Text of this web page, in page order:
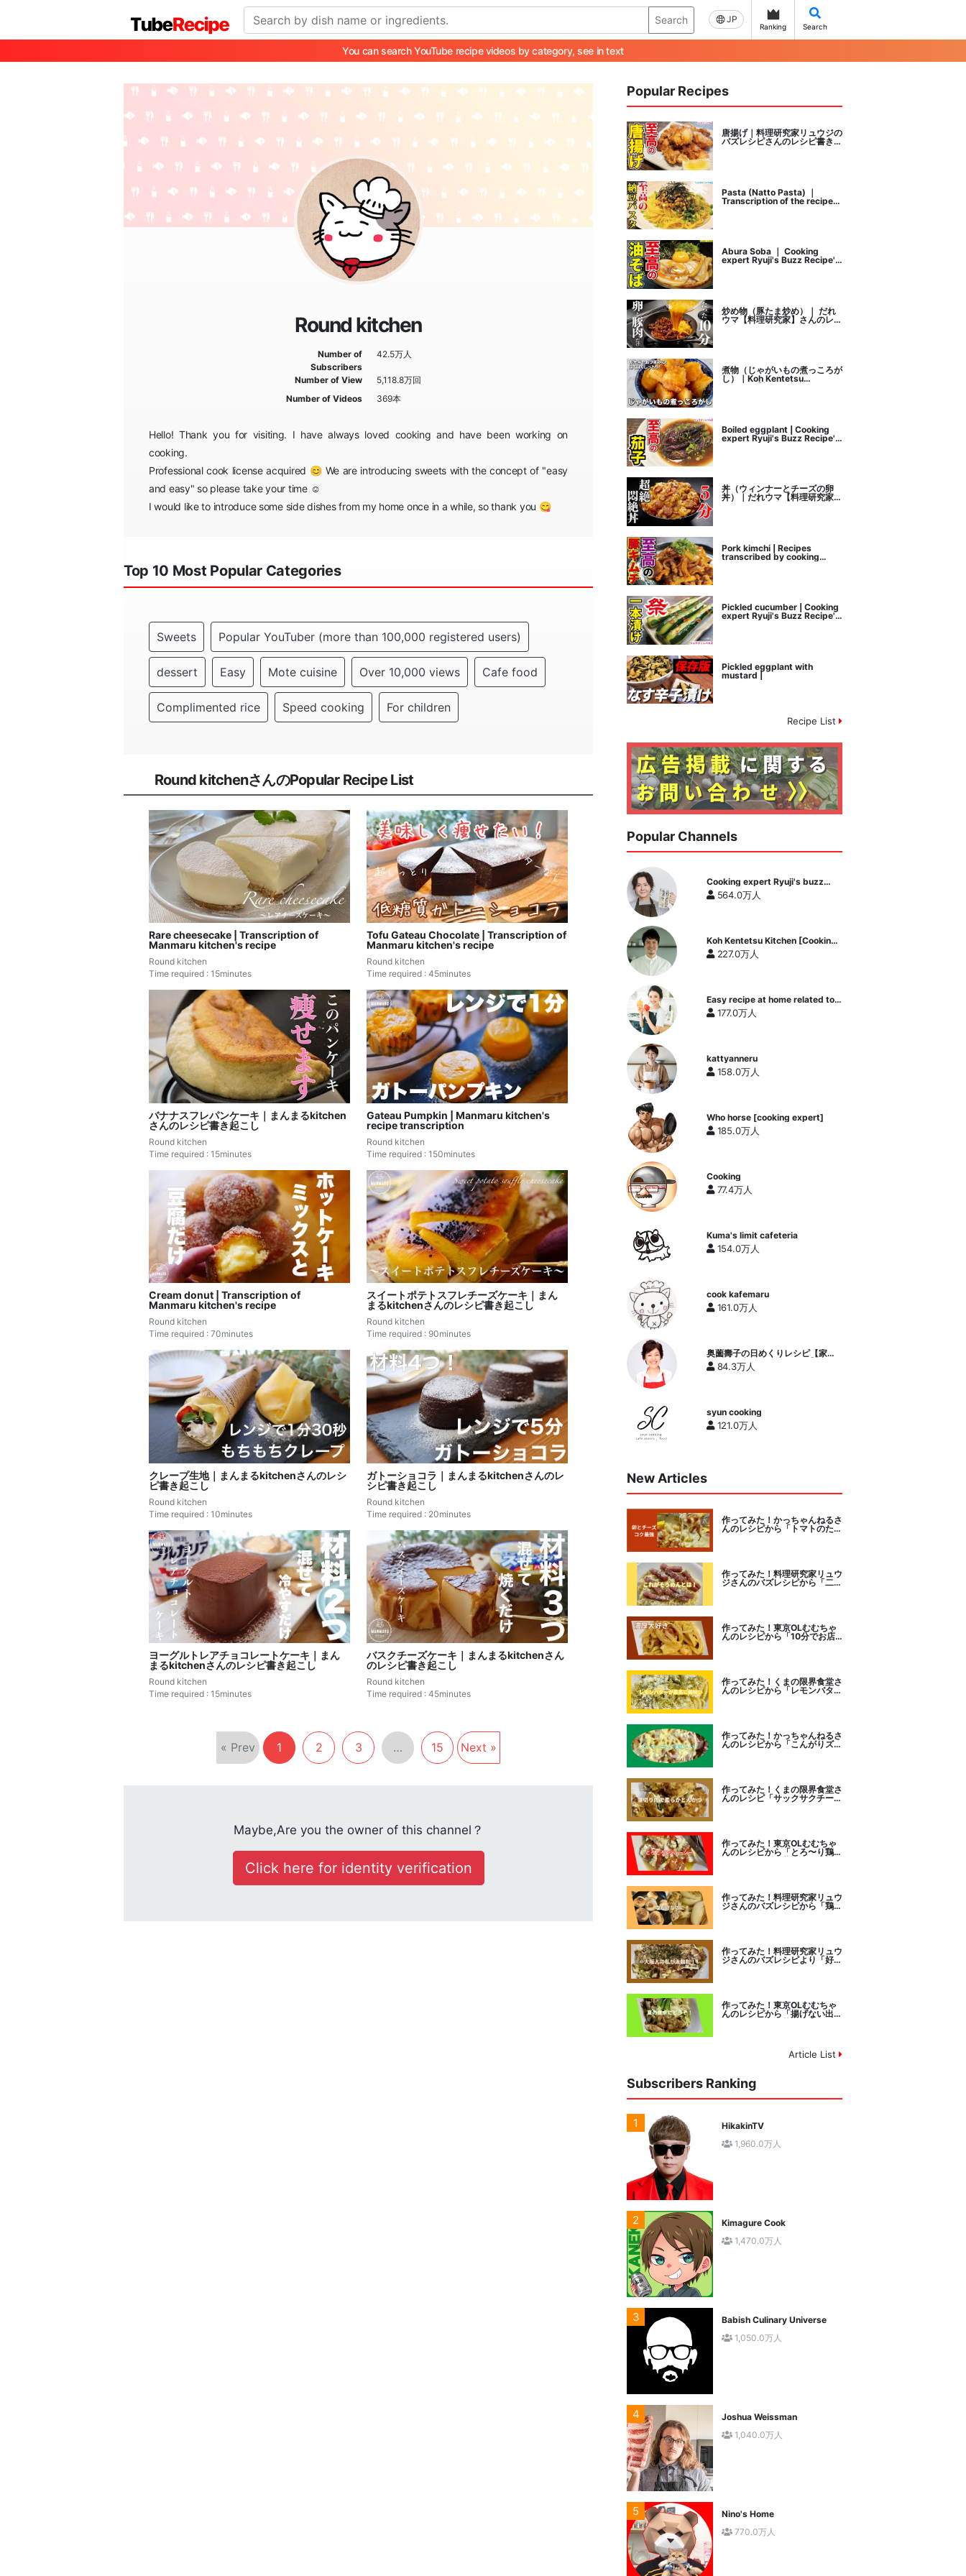
Search JP
Ranking Search
You can search YouTube recipe videos by category, see in text
Round kitchen
Number of
Subscribers
42.5万人
Number of View
5,118.8万回
Number of Videos
369本
Hello! Thank you for visiting. I have always loved cooking and have been working on
cooking.
Professional cook license acquired 😊 We are introducing sweets with the concept of "easy
and easy" so please take your time ☺️
I would like to introduce some side dishes from my home once in a while, so thank you 😋
Top 10 Most Popular Categories
Sweets Popular YouTuber (more than 100,000 registered users)
dessert Easy Mote cuisine Over 10,000 views Cafe food
Complimented rice Speed cooking For children
Round kitchenさんのPopular Recipe List
Rare cheesecake | Transcription of
Manmaru kitchen's recipe
Round kitchen
Time required : 15minutes
Tofu Gateau Chocolate | Transcription of
Manmaru kitchen's recipe
Round kitchen
Time required : 45minutes
バナナスフレパンケーキ｜まんまるkitchen
さんのレシピ書き起こし
Round kitchen
Time required : 15minutes
Gateau Pumpkin | Manmaru kitchen's
recipe transcription
Round kitchen
Time required : 150minutes
Cream donut | Transcription of
Manmaru kitchen's recipe
Round kitchen
Time required : 70minutes
スイートポテトスフレチーズケーキ｜まん
まるkitchenさんのレシピ書き起こし
Round kitchen
Time required : 90minutes
クレープ生地｜まんまるkitchenさんのレシ
ピ書き起こし
Round kitchen
Time required : 10minutes
ガトーショコラ｜まんまるkitchenさんのレ
シピ書き起こし
Round kitchen
Time required : 20minutes
ヨーグルトレアチョコレートケーキ｜まん
まるkitchenさんのレシピ書き起こし
Round kitchen
Time required : 15minutes
バスクチーズケーキ｜まんまるkitchenさん
のレシピ書き起こし
Round kitchen
Time required : 45minutes
« Prev 1 2 3 … 15 Next »
Maybe,Are you the owner of this channel？
Click here for identity verification
Popular Recipes
唐揚げ｜料理研究家リュウジの
バズレシピさんのレシピ書き起
Pasta (Natto Pasta) ｜
Transcription of the recipe
by Ryuji's buzz recipe, a
Abura Soba ｜ Cooking
expert Ryuji's Buzz Recipe's
炒め物（豚たま炒め）｜ だれ
ウマ【料理研究家】さんのレシ
ピ書き起こし
煮物（じゃがいもの煮っころが
し）｜Koh Kentetsu
Boiled eggplant | Cooking
expert Ryuji's Buzz Recipe's
recipe transcription
丼（ウィンナーとチーズの卵
丼）｜だれウマ【料理研究家】
Pork kimchi | Recipes
transcribed by cooking
researcher Ryuji's Buzz
Pickled cucumber | Cooking
expert Ryuji's Buzz Recipe's
Pickled eggplant with
mustard |
Recipe List
Popular Channels
Cooking expert Ryuji's buzz
recipe
564.0万人
Koh Kentetsu Kitchen [Cooking
expert Koh Kentetsu official
channel]
227.0万人
Easy recipe at home related to
cooking researcher / Yukari's
Kitchen
177.0万人
kattyanneru
158.0万人
Who horse [cooking expert]
185.0万人
Cooking
77.4万人
Kuma's limit cafeteria
154.0万人
cook kafemaru
161.0万人
奥薗壽子の日めくりレシピ【家庭
料理研究家公式チャンネル】
84.3万人
syun cooking
121.0万人
New Articles
作ってみた！かっちゃんねるさ
んのレシピから「トマトのたま
作ってみた！料理研究家リュウ
ジさんのバズレシピから「二度
作ってみた！東京OLむむちゃ
んのレシピから「10分でお店
作ってみた！くまの限界食堂さ
んのレシピから「レモンバター
作ってみた！かっちゃんねるさ
んのレシピから「こんがりズッ
作ってみた！くまの限界食堂さ
んのレシピ「サックサクチーズ
作ってみた！東京OLむむちゃ
んのレシピから「とろ〜り鶏む
作ってみた！料理研究家リュウ
ジさんのバズレシピから「鶏の
作ってみた！料理研究家リュウ
ジさんのバズレシピより「好み
作ってみた！東京OLむむちゃ
んのレシピから「揚げない出汁
Article List
Subscribers Ranking
1
HikakinTV
1,960.0万人
2
Kimagure Cook
1,470.0万人
3
Babish Culinary Universe
1,050.0万人
4
Joshua Weissman
1,040.0万人
5
Nino's Home
770.0万人